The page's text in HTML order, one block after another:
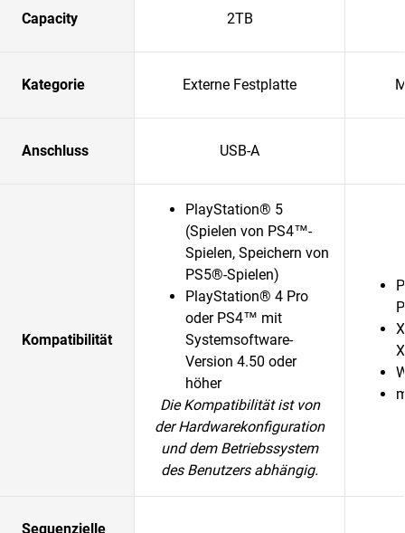
Capacity 2TB
Kategorie Externe Festplatte
Anschluss USB-A
Kompatibilität
PlayStation® 5
(Spielen von PS4™-
Spielen, Speichern von
PS5®-Spielen)
PlayStation® 4 Pro
oder PS4™ mit
Systemsoftware-
Version 4.50 oder
höher
Die Kompatibilität ist von
der Hardwarekonfiguration
und dem Betriebssystem
des Benutzers abhängig.
Sequenzielle